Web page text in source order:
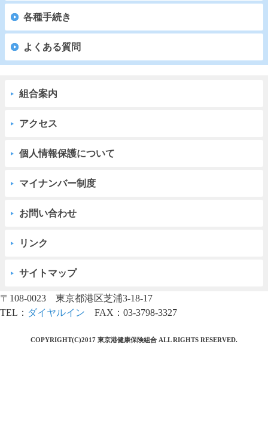
各種手続き
よくある質問
組合案内
アクセス
個人情報保護について
マイナンバー制度
お問い合わせ
リンク
サイトマップ
〒108-0023 東京都港区芝浦3-18-17
TEL： ダイヤルイン FAX：03-3798-3327
COPYRIGHT(C)2017 東京港健康保険組合 ALL RIGHTS RESERVED.